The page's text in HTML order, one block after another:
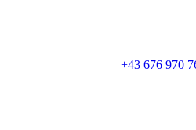
+43 676 970